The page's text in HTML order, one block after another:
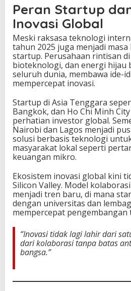
Peran Startup
Inovasi Global
Meski raksasa teknologi
tahun 2025 juga menjadi masa
startup. Perusahaan rintisan
bioteknologi, dan energi hijau
seluruh dunia, membawa ide-
mempercepat inovasi.
Startup di Asia Tenggara
Bangkok, dan Ho Chi Minh
perhatian investor global.
Nairobi dan Lagos menjadi
solusi berbasis teknologi
masyarakat lokal seperti
keuangan mikro.
Ekosistem inovasi global kini
Silicon Valley. Model
menjadi tren baru, di mana
dengan universitas dan
mempercepat pengembangan
“Inovasi tidak lagi lahir dari
dari kolaborasi tanpa batas
bangsa.”